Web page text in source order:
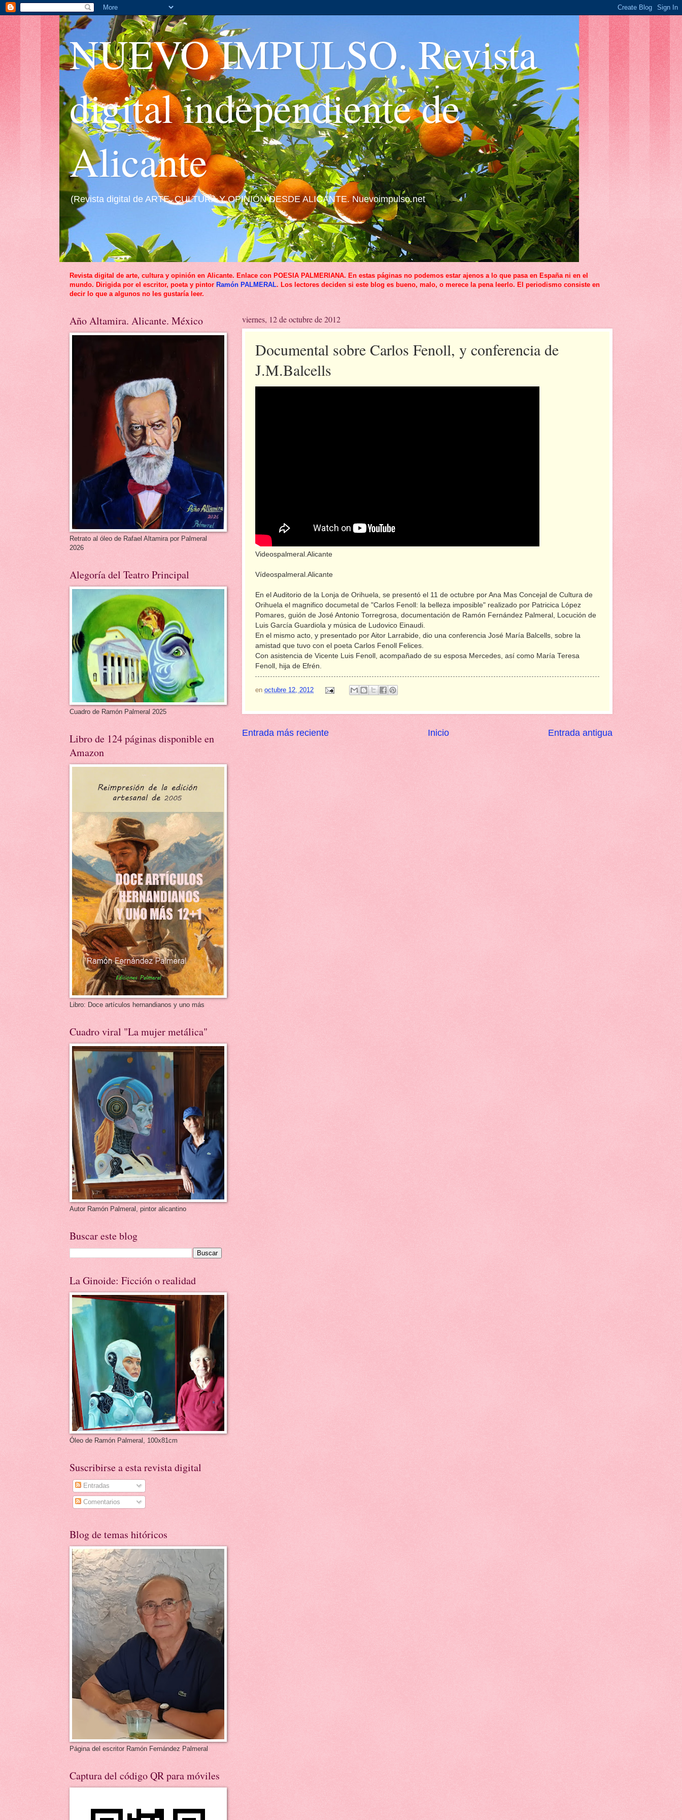
NUEVO IMPULSO. Revista
digital independiente de
Alicante
(Revista digital de ARTE, CULTURA Y OPINIÓN DESDE ALICANTE. Nuevoimpulso.net
Revista digital de arte, cultura y opinión en Alicante. Enlace con POESIA PALMERIANA. En estas páginas no podemos estar ajenos a lo que pasa en España ni en el
mundo. Dirigida por el escritor, poeta y pintor Ramón PALMERAL. Los lectores deciden si este blog es bueno, malo, o merece la pena leerlo. El periodismo consiste en
decir lo que a algunos no les gustaría leer.
viernes, 12 de octubre de 2012
Documental sobre Carlos Fenoll, y conferencia de
J.M.Balcells
Videospalmeral.Alicante
Vídeospalmeral.Alicante
En el Auditorio de la Lonja de Orihuela, se presentó el 11 de octubre por Ana Mas Concejal de Cultura de
Orihuela el magnifico documetal de "Carlos Fenoll: la belleza imposible" realizado por Patricica López
Pomares, guión de José Antonio Torregrosa, documentación de Ramón Fernández Palmeral, Locución de
Luis García Guardiola y música de Ludovico Einaudi.
En el mismo acto, y presentado por Aitor Larrabide, dio una conferencia José María Balcells, sobre la
amistad que tuvo con el poeta Carlos Fenoll Felices.
Con asistencia de Vicente Luis Fenoll, acompañado de su esposa Mercedes, así como María Teresa
Fenoll, hija de Efrén.
en octubre 12, 2012
Entrada más reciente Entrada antigua
Inicio
Año Altamira. Alicante. México
Retrato al óleo de Rafael Altamira por Palmeral
2026
Alegoría del Teatro Principal
Cuadro de Ramón Palmeral 2025
Libro de 124 páginas disponible en
Amazon
Libro: Doce artículos hernandianos y uno más
Cuadro viral "La mujer metálica"
Autor Ramón Palmeral, pintor alicantino
Buscar este blog
La Ginoide: Ficción o realidad
Óleo de Ramón Palmeral, 100x81cm
Suscribirse a esta revista digital
Entradas
Comentarios
Blog de temas hitóricos
Página del escritor Ramón Fernández Palmeral
Captura del código QR para móviles